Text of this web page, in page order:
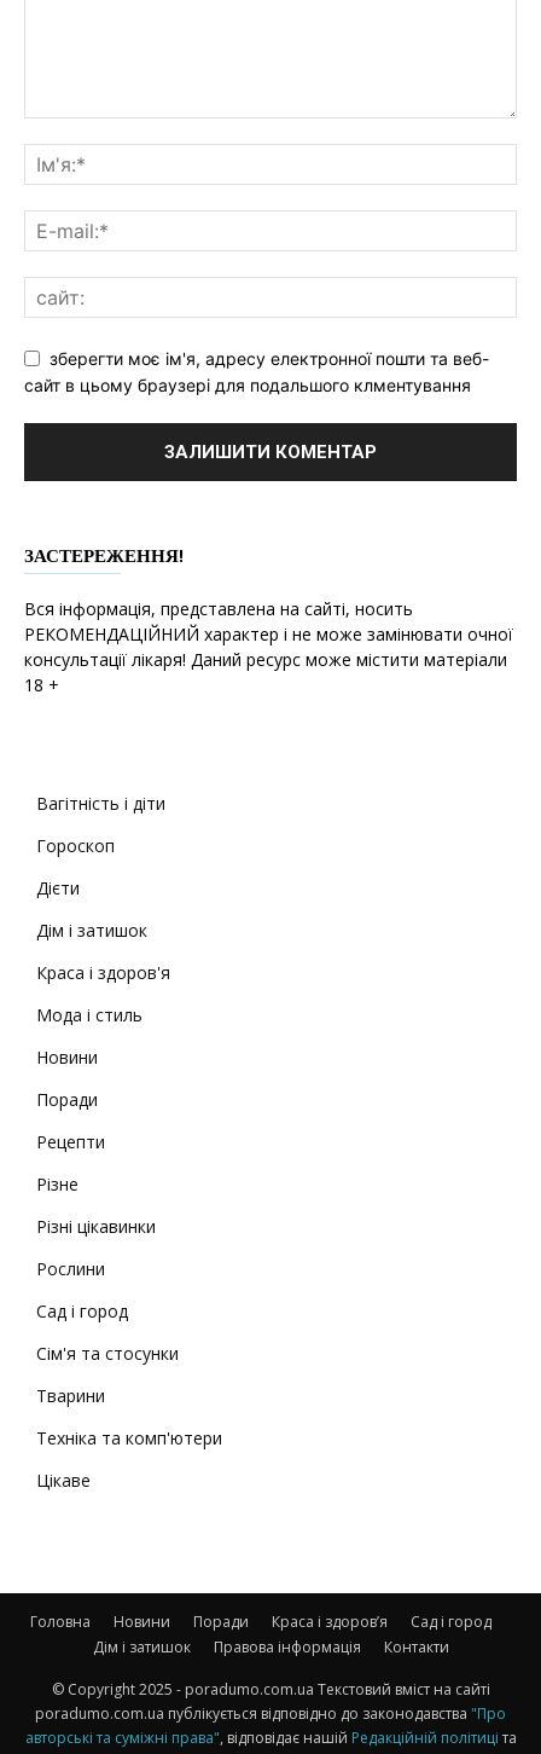
зберегти моє ім'я, адресу електронної пошти та веб-
сайт в цьому браузері для подальшого клментування
ЗАСТЕРЕЖЕННЯ!
Вся інформація, представлена на сайті, носить
РЕКОМЕНДАЦІЙНИЙ характер і не може замінювати очної
консультації лікаря! Даний ресурс може містити матеріали
18 +
Вагітність і діти
Гороскоп
Дієти
Дім і затишок
Краса і здоров'я
Мода і стиль
Новини
Поради
Рецепти
Різне
Різні цікавинки
Рослини
Сад і город
Сім'я та стосунки
Тварини
Техніка та комп'ютери
Цікаве
Головна Новини Поради Краса і здоров’я
Сад і город
Дім і затишок
Правова інформація Контакти
© Copyright 2025 - poradumo.com.ua Текстовий вміст на сайті
poradumo.com.ua публікується відповідно до законодавства "Про
авторські та суміжні права", відповідає нашій Редакційній політиціта